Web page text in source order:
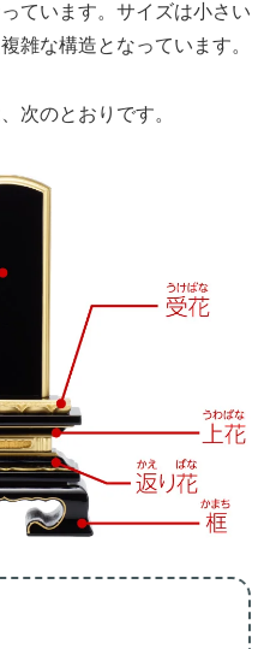
ています。サイズは小さい
雑な構造となっています。
次のとおりです。